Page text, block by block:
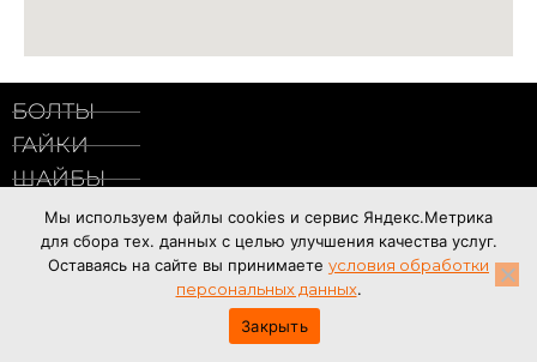
БОЛТЫ
ГАЙКИ
ШАЙБЫ
ВИНТЫ
ШПИЛЬКИ
ШТИФТЫ
Мы используем файлы cookies и сервис Яндекс.Метрика
для сбора тех. данных с целью улучшения качества услуг.
Оставаясь на сайте вы принимаете условия обработки
персональных данных.
Закрыть